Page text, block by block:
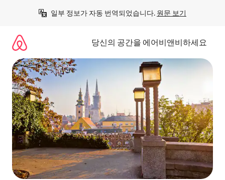
일부 정보가 자동 번역되었습니다. 원문 보기
당신의 공간을 에어비앤비하세요